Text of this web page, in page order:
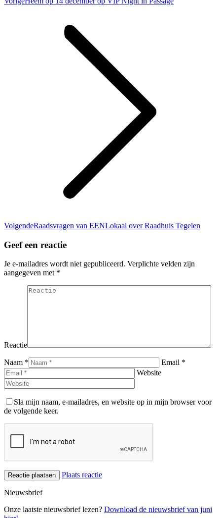
VolgendeVolgend
Raadsvragen van EENLokaal over Raadhuis Tegelen
Geef een reactie
Je e-mailadres wordt niet gepubliceerd. Verplichte velden zijn
aangegeven met *
Reactie
Naam *
Email *
Website
Sla mijn naam, e-mailadres, en website op in mijn browser voor
de volgende keer.
Plaats reactie
Nieuwsbrief
Onze laatste nieuwsbrief lezen? Download de nieuwsbrief van juni